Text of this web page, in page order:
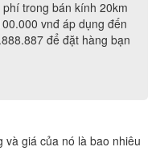
trong bán kính 20km
vnđ áp dụng đến
để đặt hàng bạn
giá của nó là bao nhiêu